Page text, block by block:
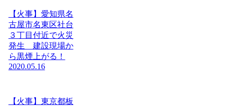
【火事】愛知県名
古屋市名東区社台
３丁目付近で火災
発生 建設現場か
ら黒煙上がる！
2020.05.16
【火事】東京都板